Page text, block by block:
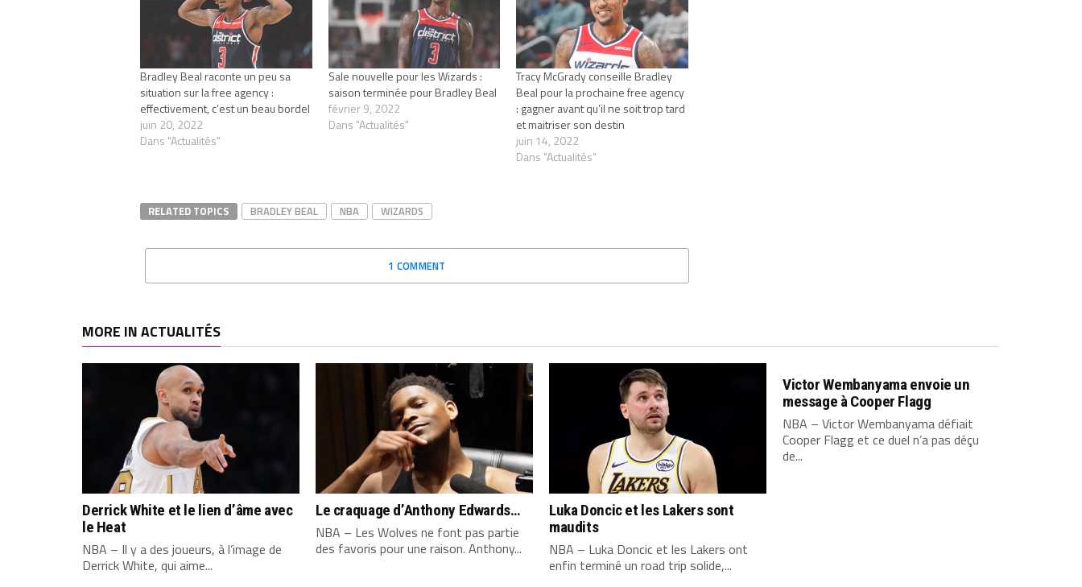
Bradley Beal raconte un peu sa
situation sur la free agency :
effectivement, c’est un beau bordel
juin 20, 2022
Dans "Actualités"
Sale nouvelle pour les Wizards :
saison terminée pour Bradley Beal
février 9, 2022
Dans "Actualités"
Tracy McGrady conseille Bradley
Beal pour la prochaine free agency
: gagner avant qu’il ne soit trop tard
et maitriser son destin
juin 14, 2022
Dans "Actualités"
RELATED TOPICS BRADLEY BEAL NBA WIZARDS
1 COMMENT
MORE IN ACTUALITÉS
Derrick White et le lien d’âme avec
le Heat
NBA – Il y a des joueurs, à l’image de
Derrick White, qui aime...
Le craquage d’Anthony Edwards…
NBA – Les Wolves ne font pas partie
des favoris pour une raison. Anthony...
Luka Doncic et les Lakers sont
maudits
NBA – Luka Doncic et les Lakers ont
enfin terminé un road trip solide,...
Victor Wembanyama envoie un
message à Cooper Flagg
NBA – Victor Wembanyama défiait
Cooper Flagg et ce duel n’a pas déçu
de...